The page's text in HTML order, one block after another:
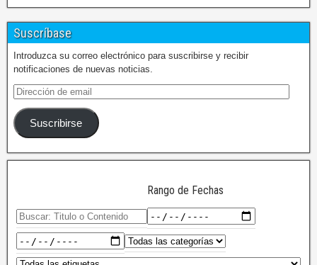
Suscríbase
Introduzca su correo electrónico para suscribirse y recibir
notificaciones de nuevas noticias.
Suscribirse
Rango de Fechas